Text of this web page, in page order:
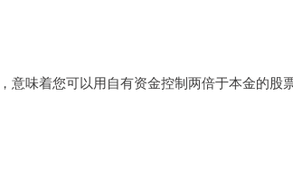
意味着您可以用自有资金控制两倍于本金的股